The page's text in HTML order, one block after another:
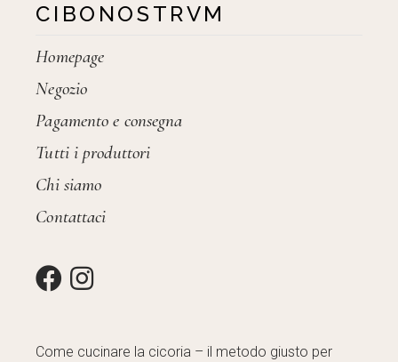
CIBONOSTRVM
Homepage
Negozio
Pagamento e consegna
Tutti i produttori
Chi siamo
Contattaci
Come cucinare la cicoria – il metodo giusto per